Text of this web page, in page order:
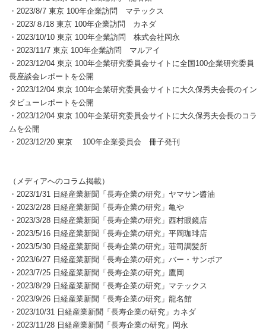
・2023/8/7 東京 100年企業訪問 マテックス
・2023/８/18 東京 100年企業訪問 カネダ
・2023/10/10 東京 100年企業訪問 株式会社岡永
・2023/11/7 東京 100年企業訪問 マルアイ
・2023/12/04 東京 100年企業研究委員会サイトに全国100企業研究委員
長座談会レポートを公開
・2023/12/04 東京 100年企業研究委員会サイトに大久保秀夫会長のイン
タビューレポートを公開
・2023/12/04 東京 100年企業研究委員会サイトに大久保秀夫会長のコラ
ムを公開
・2023/12/20 東京 100年企業委員会 冊子発刊
（メディアへのコラム掲載）
・2023/1/31 日経産業新聞「長寿企業の研究」ヤマサン醬油
・2023/2/28 日経産業新聞「長寿企業の研究」亀や
・2023/3/28 日経産業新聞「長寿企業の研究」西村眼鏡店
・2023/5/16 日経産業新聞「長寿企業の研究」平岡珈琲店
・2023/5/30 日経産業新聞「長寿企業の研究」荘司調髪所
・2023/6/27 日経産業新聞「長寿企業の研究」バー・サンボア
・2023/7/25 日経産業新聞「長寿企業の研究」鷹岡
・2023/8/29 日経産業新聞「長寿企業の研究」マテックス
・2023/9/26 日経産業新聞「長寿企業の研究」龍名館
・2023/10/31 日経産業新聞「長寿企業の研究」カネダ
・2023/11/28 日経産業新聞「長寿企業の研究」岡永